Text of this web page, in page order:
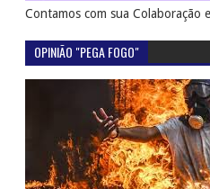
Contamos com sua Colaboração
OPINIÃO "PEGA FOGO"